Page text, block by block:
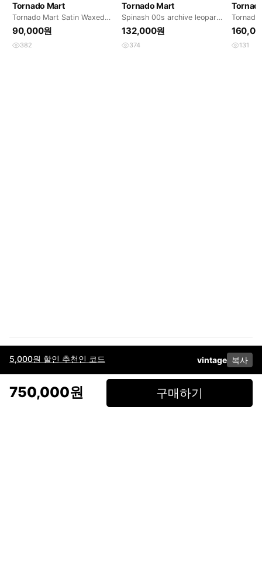
5,000원 할인 추천인 코드 vintage 복사
750,000원 구매하기
Tornado Mart
Tornado Mart Satin Waxed
Shirt Jacket
90,000원
382
Tornado Mart
Spinash 00s archive leopard
trimming fur
132,000원
374
네이도
131
이용약관고객센터판매개인정보 처리방침사업자 정보다운로드
페이스북